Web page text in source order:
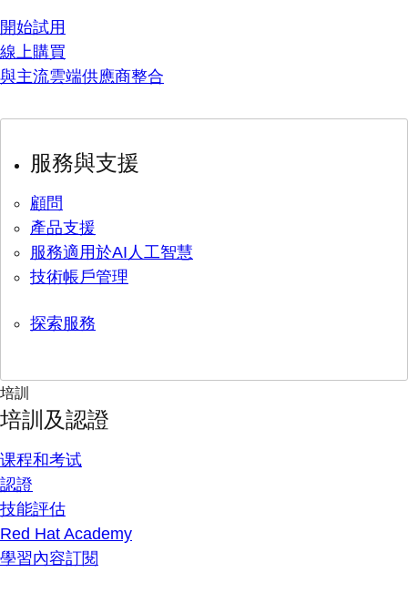
開始試用
線上購買
與主流雲端供應商整合
服務與支援
顧問
產品支援
服務適用於AI人工智慧
技術帳戶管理
探索服務
培訓
培訓及認證
课程和考试
認證
技能評估
Red Hat Academy
學習內容訂閱